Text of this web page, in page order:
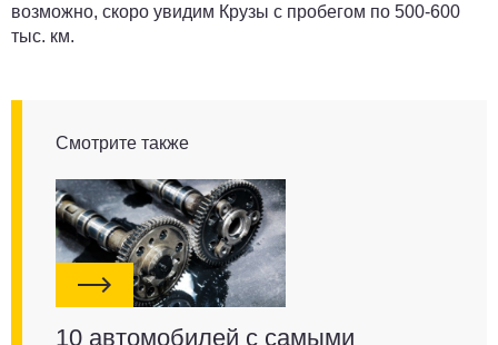
возможно, скоро увидим Крузы с пробегом по 500-600
тыс. км.
Смотрите также
10 автомобилей с самыми